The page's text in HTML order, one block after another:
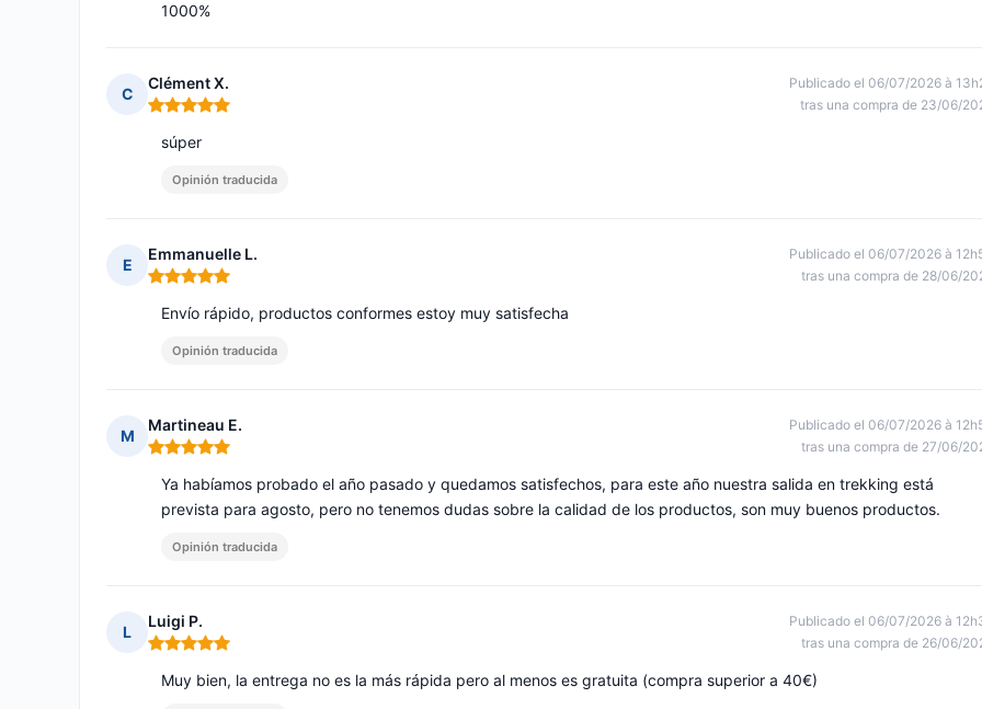
1000%
C
Clément X.
Nota: 5 de 5
Publicado el 06/07/2026 à
tras una compra de 23/06/
súper
Opinión traducida
E
Emmanuelle L.
Nota: 5 de 5
Publicado el 06/07/2026 à
tras una compra de 28/06/
Envío rápido, productos conformes estoy muy satisfecha
Opinión traducida
M
Martineau E.
Nota: 5 de 5
Publicado el 06/07/2026 à
tras una compra de 27/06/
Ya habíamos probado el año pasado y quedamos satisfechos, para este año nuestra salida en trekking está
prevista para agosto, pero no tenemos dudas sobre la calidad de los productos, son muy buenos productos.
Opinión traducida
L
Luigi P.
Nota: 5 de 5
Publicado el 06/07/2026 à
tras una compra de 26/06/
Muy bien, la entrega no es la más rápida pero al menos es gratuita (compra superior a 40€)